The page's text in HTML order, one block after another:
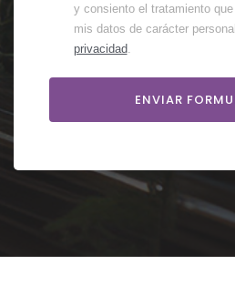
y consiento el tratamiento
mis datos de carácter
privacidad.